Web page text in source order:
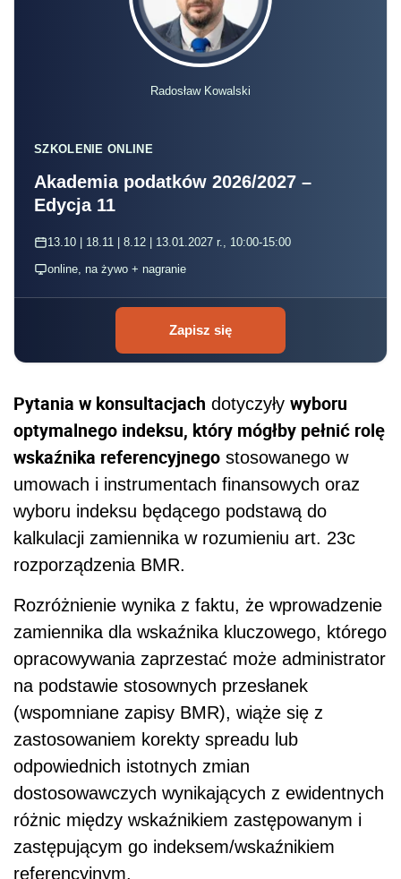
Radosław Kowalski
SZKOLENIE ONLINE
Akademia podatków 2026/2027 –
Edycja 11
13.10 | 18.11 | 8.12 | 13.01.2027 r., 10:00-15:00
online, na żywo + nagranie
Zapisz się
Pytania w konsultacjach dotyczyły wyboru
optymalnego indeksu, który mógłby pełnić rolę
wskaźnika referencyjnego stosowanego w
umowach i instrumentach finansowych oraz
wyboru indeksu będącego podstawą do
kalkulacji zamiennika w rozumieniu art. 23c
rozporządzenia BMR.
Rozróżnienie wynika z faktu, że wprowadzenie
zamiennika dla wskaźnika kluczowego, którego
opracowywania zaprzestać może administrator
na podstawie stosownych przesłanek
(wspomniane zapisy BMR), wiąże się z
zastosowaniem korekty spreadu lub
odpowiednich istotnych zmian
dostosowawczych wynikających z ewidentnych
różnic między wskaźnikiem zastępowanym i
zastępującym go indeksem/wskaźnikiem
referencyjnym.